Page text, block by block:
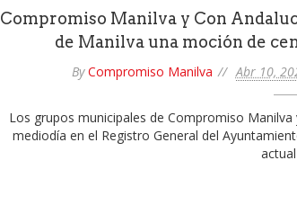
Compromiso Manilva y Con
de Manilva una moción de
ByCompromiso Manilva Abr 10,
Los grupos municipales de Compromiso
mediodía en el Registro General del